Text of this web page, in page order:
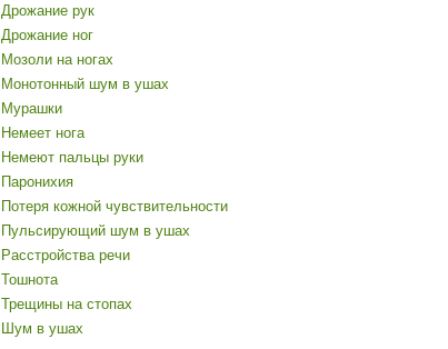
Дрожание рук
Дрожание ног
Мозоли на ногах
Монотонный шум в ушах
Мурашки
Немеет нога
Немеют пальцы руки
Паронихия
Потеря кожной чувствительности
Пульсирующий шум в ушах
Расстройства речи
Тошнота
Трещины на стопах
Шум в ушах